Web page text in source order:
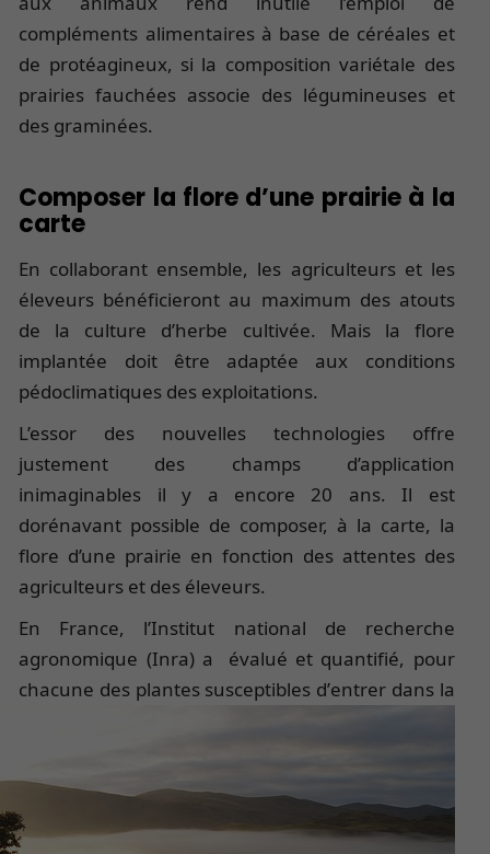
compléments alimentaires à base de céréales et
de protéagineux, si la composition variétale des
prairies fauchées associe des légumineuses et
des graminées.
Composer la flore d’une prairie à la
carte
En collaborant ensemble, les agriculteurs et les
éleveurs bénéficieront au maximum des atouts
de la culture d’herbe cultivée. Mais la flore
implantée doit être adaptée aux conditions
pédoclimatiques des exploitations.
L’essor des nouvelles technologies offre
justement des champs d’application
inimaginables il y a encore 20 ans. Il est
dorénavant possible de composer, à la carte, la
flore d’une prairie en fonction des attentes des
agriculteurs et des éleveurs.
En France, l’Institut national de recherche
agronomique (Inra) a évalué et quantifié, pour
chacune des plantes susceptibles d’entrer dans la